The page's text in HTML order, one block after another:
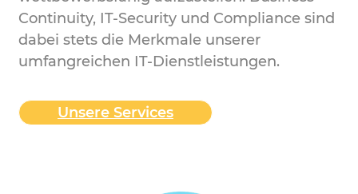
Continuity, IT-Security und Compliance sind
dabei stets die Merkmale unserer
umfangreichen IT-Dienstleistungen.
Unsere Services